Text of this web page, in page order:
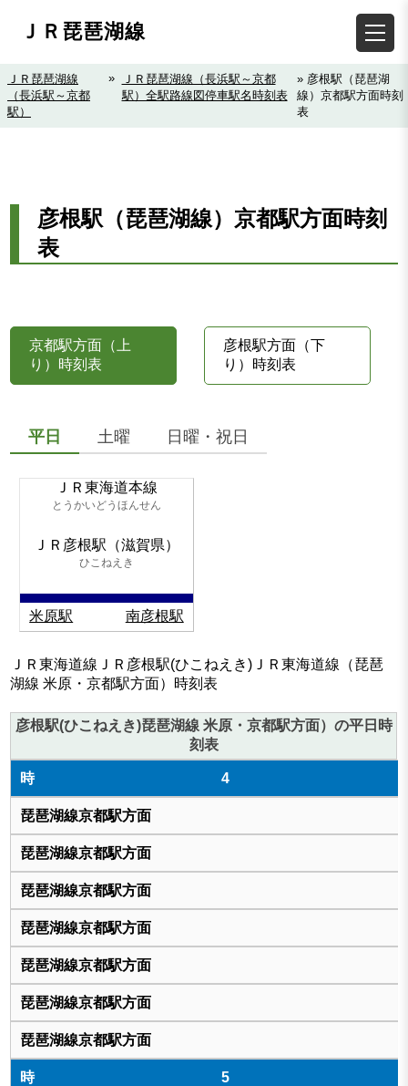
ＪＲ琵琶湖線
ＪＲ琵琶湖線
（長浜駅～京都
駅）
»
ＪＲ琵琶湖線（長浜駅～京都
駅）全駅路線図停車駅名時刻表
» 彦根駅（琵琶湖
線）京都駅方面時刻
表
彦根駅（琵琶湖線）京都駅方面時刻
表
京都駅方面（上
り）時刻表
彦根駅方面（下
り）時刻表
平日 土曜 日曜・祝日
ＪＲ東海道本線
とうかいどうほんせん
ＪＲ彦根駅（滋賀県）
ひこねえき
米原駅 南彦根駅
ＪＲ東海道線ＪＲ彦根駅(ひこねえき)ＪＲ東海道線（琵琶
湖線 米原・京都駅方面）時刻表
彦根駅(ひこねえき)琵琶湖線 米原・京都駅方面）の平日時
刻表
4
5